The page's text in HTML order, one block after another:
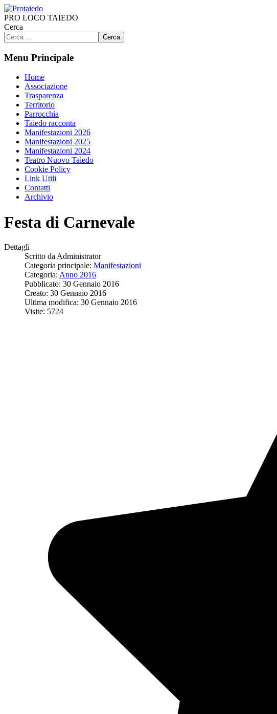
PRO LOCO TAIEDO
Cerca
Cerca
Menu Principale
Home
Associazione
Trasparenza
Territorio
Parrocchia
Taiedo racconta
Manifestazioni 2026
Manifestazioni 2025
Manifestazioni 2024
Teatro Nuovo Taiedo
Cookie Policy
Link Utili
Contatti
Archivio
Festa di Carnevale
Dettagli
Scritto da Administrator
Categoria principale: Manifestazioni
Categoria: Anno 2016
Pubblicato: 30 Gennaio 2016
Creato: 30 Gennaio 2016
Ultima modifica: 30 Gennaio 2016
Visite: 5724